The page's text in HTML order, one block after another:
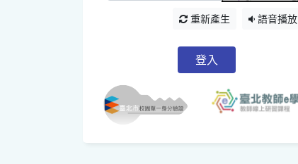
重新產生 語音播放
登入